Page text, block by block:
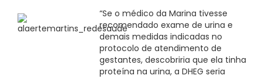
“Se o médico da Marina tivesse
recomendado exame de urina e
demais medidas indicadas no
protocolo de atendimento de
gestantes, descobriria que ela tinha
proteína na urina, a DHEG seria